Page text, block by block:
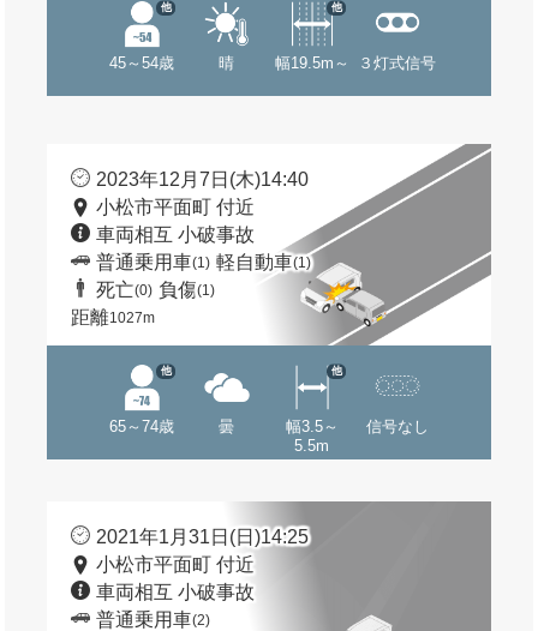
45～54歳
他
晴 幅19.5m～
他
３灯式信号
2023年12月7日(木)14:40
小松市平面町 付近
車両相互 小破事故
普通乗用車(1) 軽自動車(1)
死亡(0) 負傷(1)
距離1027m
65～74歳
他
曇
幅3.5～
5.5m
他
信号なし
2021年1月31日(日)14:25
小松市平面町 付近
車両相互 小破事故
普通乗用車(2)